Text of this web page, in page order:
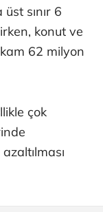
sınır 6
konut ve
62 milyon
çok